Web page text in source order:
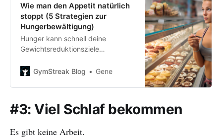
Wie man den Appetit natürlich
stoppt (5 Strategien zur
Hungerbewältigung)
Hunger kann schnell deine
Gewichtsreduktionsziele
hungrig sein — hier erfährst du, wie
einer Diät stoppen kannst.
GymStreak Blog Gene
#3: Viel Schlaf bekommen
Es gibt keine Arbeit.